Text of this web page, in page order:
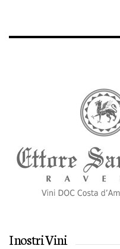
I nostri Vini